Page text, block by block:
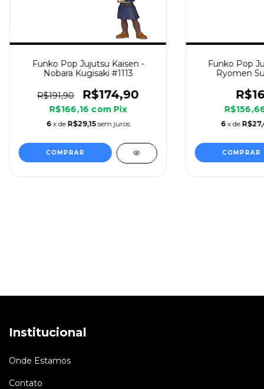
Funko Pop Jujutsu Kaisen -
Nobara Kugisaki #1113
R$191,90 R$174,90
R$166,16 com Pix
6 x de R$29,15 sem juros
Funko Pop
Ryomen
6 x de
Institucional
Onde Estamos
Contato